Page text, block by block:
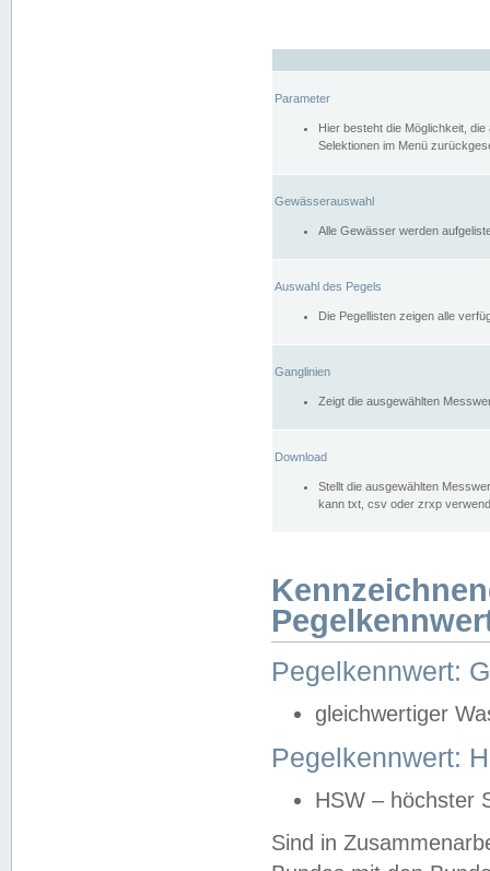
Parameter
Hier besteht die Möglichkeit,
Selektionen im Menü
Gewässerauswahl
Alle Gewässer werden
Auswahl des Pegels
Die Pegellisten zeigen alle
Ganglinien
Zeigt die ausgewählten
Download
Stellt die ausgewählten
kann txt, csv oder zrxp
Pegelkennwert:
gleichwertiger
Pegelkennwert:
HSW – höchster
Sind in